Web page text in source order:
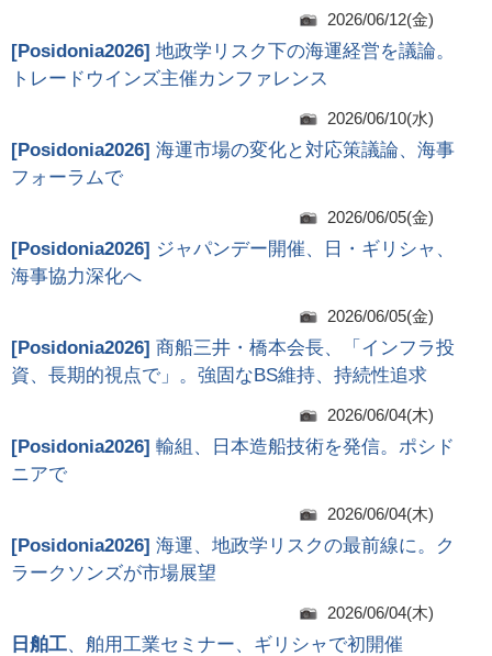
2026/06/12(金)
[Posidonia2026] 地政学リスク下の海運経営を議論。
トレードウインズ主催カンファレンス
2026/06/10(水)
[Posidonia2026] 海運市場の変化と対応策議論、海事
フォーラムで
2026/06/05(金)
[Posidonia2026] ジャパンデー開催、日・ギリシャ、
海事協力深化へ
2026/06/05(金)
[Posidonia2026] 商船三井・橋本会長、「インフラ投
資、長期的視点で」。強固なBS維持、持続性追求
2026/06/04(木)
[Posidonia2026] 輸組、日本造船技術を発信。ポシド
ニアで
2026/06/04(木)
[Posidonia2026] 海運、地政学リスクの最前線に。ク
ラークソンズが市場展望
2026/06/04(木)
日舶工、舶用工業セミナー、ギリシャで初開催